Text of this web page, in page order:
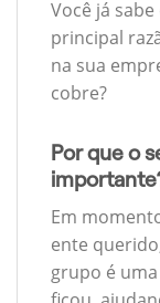
Você já
principal
na sua
cobre?
Por que o
Em
ente
grupo é